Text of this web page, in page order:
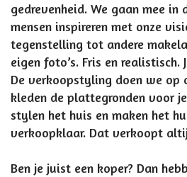
gedrevenheid. We gaan mee in
mensen inspireren met onze
tegenstelling tot andere
eigen foto’s. Fris en
De verkoopstyling doen we op
kleden de plattegronden voor
stylen het huis en maken het
verkoopklaar. Dat verkoopt
Ben je juist een koper? Dan